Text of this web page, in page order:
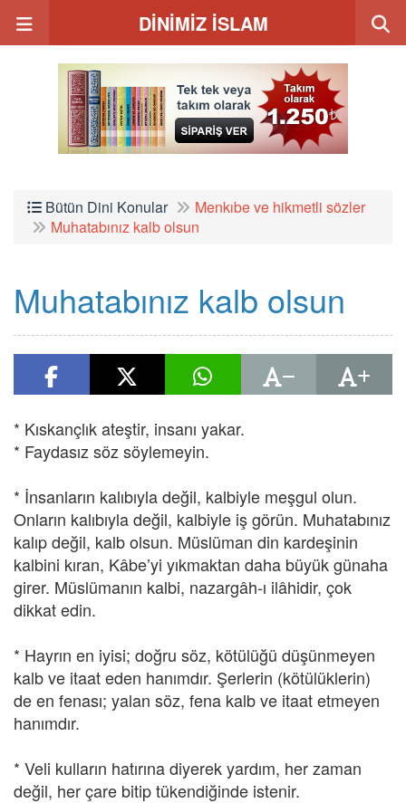
DİNİMİZ İSLAM
Bütün Dini Konular
Menkıbe ve hikmetli sözler
Muhatabınız kalb olsun
Muhatabınız kalb olsun
* Kıskançlık ateştir, insanı yakar.
* Faydasız söz söylemeyin.
* İnsanların kalıbıyla değil, kalbiyle meşgul olun.
Onların kalıbıyla değil, kalbiyle iş görün. Muhatabınız
kalıp değil, kalb olsun. Müslüman din kardeşinin
kalbini kıran, Kâbe’yi yıkmaktan daha büyük günaha
girer. Müslümanın kalbi, nazargâh-ı ilâhidir, çok
dikkat edin.
* Hayrın en iyisi; doğru söz, kötülüğü düşünmeyen
kalb ve itaat eden hanımdır. Şerlerin (kötülüklerin)
de en fenası; yalan söz, fena kalb ve itaat etmeyen
hanımdır.
* Veli kulların hatırına diyerek yardım, her zaman
değil, her çare bitip tükendiğinde istenir.